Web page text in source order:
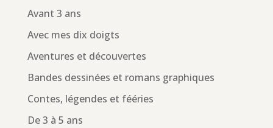
Avant 3 ans
Avec mes dix doigts
Aventures et découvertes
Bandes dessinées et romans graphiques
Contes, légendes et fééries
De 3 à 5 ans